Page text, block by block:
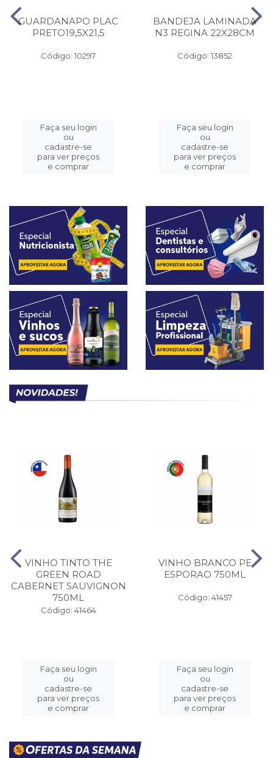
GUARDANAPO PLAC
PRETO19,5X21,5
Código: 10297
Faça seu login
ou
cadastre-se
para ver preços
e comprar
BANDEJA LAMINADA
N3 REGINA 22X28CM
Código: 13852
Faça seu login
ou
cadastre-se
para ver preços
e comprar
VINHO TINTO THE
GREEN ROAD
CABERNET SAUVIGNON
750ML
Código: 41464
Faça seu login
ou
cadastre-se
para ver preços
e comprar
VINHO BRANCO PE
ESPORAO 750ML
Código: 41457
Faça seu login
ou
cadastre-se
para ver preços
e comprar